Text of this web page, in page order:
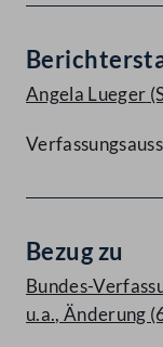
Angela Lueger
Bezug zu
Bundes-
u.a., Änderung